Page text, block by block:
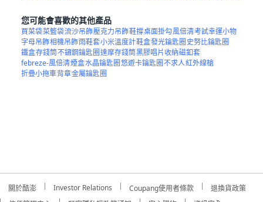
您可能會喜歡的其他產品
買菜袋菜籃袋流沙吊飾壓克力吊飾鞋撐桌面掛勾風倍清考試幸運小物
字母吊飾相機吊飾雨鞋套小米溫度計鞋盒發光鑰匙圈 史努比鑰匙圈
鐵盒存錢筒不鏽鋼鑰匙圈達摩存錢筒黑膠唱片收納磁釦套
febreze-風倍清煙盒水晶鑰匙圈悠遊卡鑰匙圈不求人紅外線槍
折疊小拖車背章金屬鑰匙圈
關於酷澎 Investor Relations Coupang使用者條款
退換貨政策